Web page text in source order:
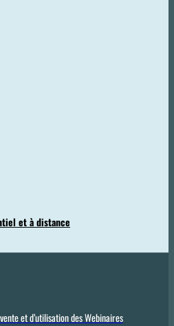
et à distance
et d’utilisation des Webinaires